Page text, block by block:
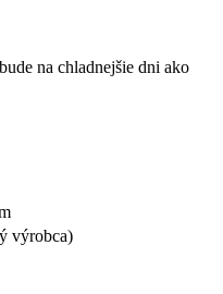
na chladnejšie dni ako
výrobca)